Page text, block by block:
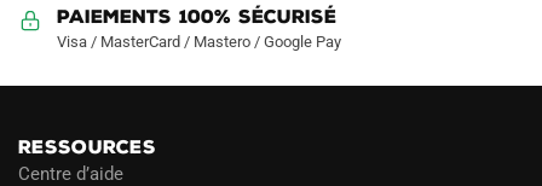
Paiements 100% Sécurisé
Visa / MasterCard / Mastero / Google Pay
RESSOURCES
Centre d’aide